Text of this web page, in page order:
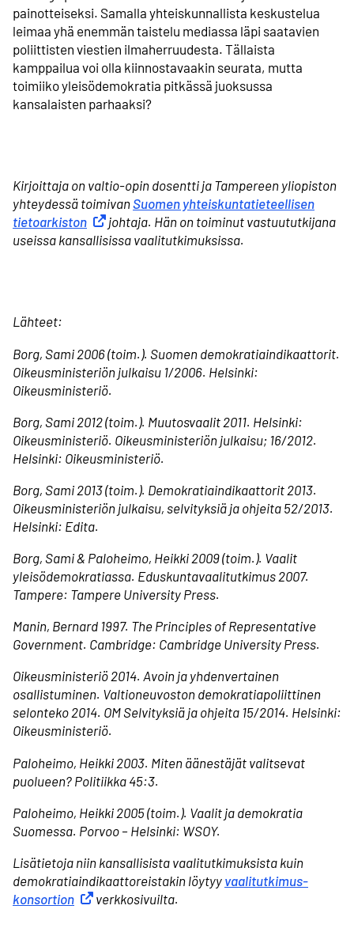
painotteiseksi. Samalla yhteiskunnallista keskustelua
leimaa yhä enemmän taistelu mediassa läpi saatavien
poliittisten viestien ilmaherruudesta. Tällaista
kamppailua voi olla kiinnostavaakin seurata, mutta
toimiiko yleisödemokratia pitkässä juoksussa
kansalaisten parhaaksi?
Kirjoittaja on valtio-opin dosentti ja Tampereen yliopiston
yhteydessä toimivanSuomen yhteiskuntatieteellisen
tietoarkiston Ulkoinen linkki
johtaja. Hän on toiminut vastuututkijana
useissa kansallisissa vaalitutkimuksissa.
Lähteet:
Borg, Sami 2006 (toim.). Suomen demokratia­indikaattorit.
Oikeusministeriön julkaisu 1/2006. Helsinki:
Oikeusministeriö.
Borg, Sami 2012 (toim.). Muutosvaalit 2011. Helsinki:
Oikeusministeriö. Oikeusministeriön julkaisu; 16/2012.
Helsinki: Oikeusministeriö.
Borg, Sami 2013 (toim.). Demokratia­indikaattorit 2013.
Oikeusministeriön julkaisu, selvityksiä ja ohjeita 52/2013.
Helsinki: Edita.
Borg, Sami & Paloheimo, Heikki 2009 (toim.). Vaalit
yleisödemokratiassa. Eduskunta­vaali­tutkimus 2007.
Tampere: Tampere University Press.
Manin, Bernard 1997. The Principles of Representative
Government. Cambridge: Cambridge University Press.
Oikeusministeriö 2014. Avoin ja yhdenvertainen
osallistuminen. Valtioneuvoston demokratia­poliittinen
selonteko 2014. OM Selvityksiä ja ohjeita 15/2014. Helsinki:
Oikeusministeriö.
Paloheimo, Heikki 2003. Miten äänestäjät valitsevat
puolueen? Politiikka 45:3.
Paloheimo, Heikki 2005 (toim.). Vaalit ja demokratia
Suomessa. Porvoo – Helsinki: WSOY.
Lisätietoja niin kansallisista vaalitutkimuksista kuin
demokratia­indikaattoreistakin löytyy vaali­tutkimus­
konsortion Ulkoinen linkki
verkkosivuilta.